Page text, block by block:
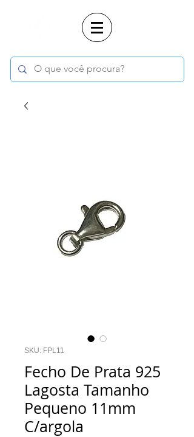
SKU: FPL11
Fecho De Prata 925
Lagosta Tamanho
Pequeno 11mm
C/argola